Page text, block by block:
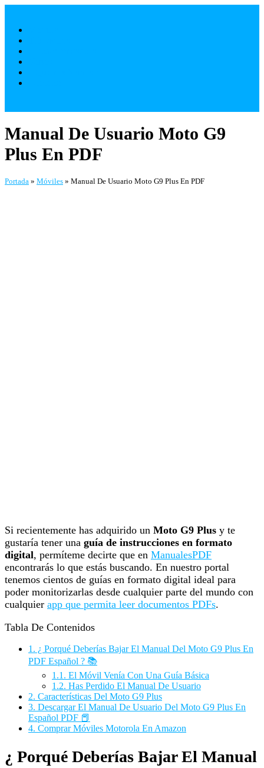
contenido
Manual De Usuario Moto G9
Plus En PDF
Portada » Móviles » Manual De Usuario Moto G9 Plus En PDF
Si recientemente has adquirido un Moto G9 Plus y te
gustaría tener una guía de instrucciones en formato
digital, permíteme decirte que en ManualesPDF
encontrarás lo que estás buscando. En nuestro portal
tenemos cientos de guías en formato digital ideal para
poder monitorizarlas desde cualquier parte del mundo con
cualquier app que permita leer documentos PDFs.
Tabla De Contenidos
1. ¿ Porqué Deberías Bajar El Manual Del Moto G9 Plus En
PDF Español ? 📚
1.1. El Móvil Venía Con Una Guía Básica
1.2. Has Perdido El Manual De Usuario
2. Características Del Moto G9 Plus
3. Descargar El Manual De Usuario Del Moto G9 Plus En
Español PDF 📕
4. Comprar Móviles Motorola En Amazon
¿ Porqué Deberías Bajar El Manual